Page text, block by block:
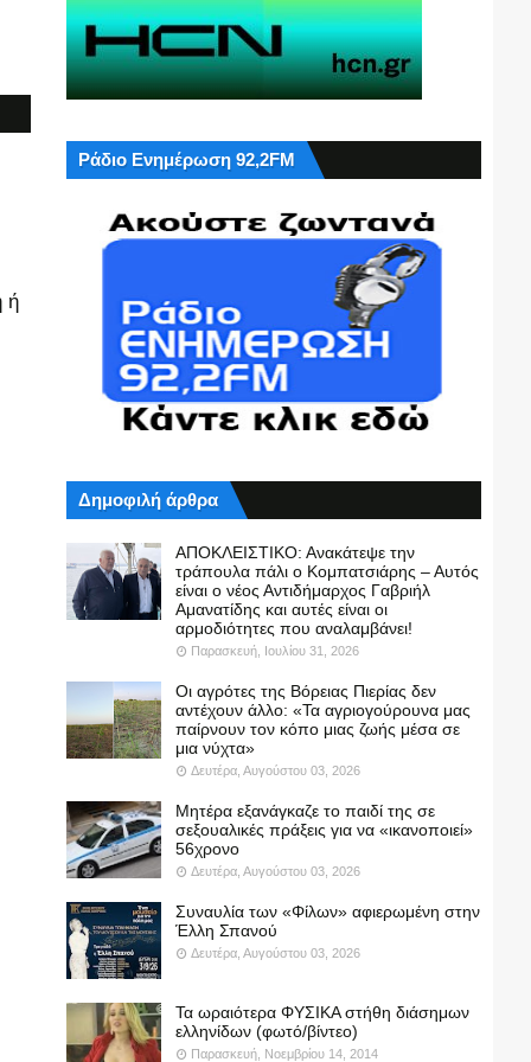
ή
Ράδιο Ενημέρωση 92,2FM
Δημοφιλή άρθρα
ΑΠΟΚΛΕΙΣΤΙΚΟ: Ανακάτεψε την
τράπουλα πάλι ο Κομπατσιάρης – Αυτός
είναι ο νέος Αντιδήμαρχος Γαβριήλ
Αμανατίδης και αυτές είναι οι
αρμοδιότητες που αναλαμβάνει!
Παρασκευή, Ιουλίου 31, 2026
Οι αγρότες της Βόρειας Πιερίας δεν
αντέχουν άλλο: «Τα αγριογούρουνα μας
παίρνουν τον κόπο μιας ζωής μέσα σε
μια νύχτα»
Δευτέρα, Αυγούστου 03, 2026
Μητέρα εξανάγκαζε το παιδί της σε
σεξουαλικές πράξεις για να «ικανοποιεί»
56χρονο
Δευτέρα, Αυγούστου 03, 2026
Συναυλία των «Φίλων» αφιερωμένη στην
Έλλη Σπανού
Δευτέρα, Αυγούστου 03, 2026
Τα ωραιότερα ΦΥΣΙΚΑ στήθη διάσημων
ελληνίδων (φωτό/βίντεο)
Παρασκευή, Νοεμβρίου 14, 2014